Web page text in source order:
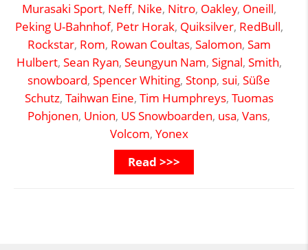
Murasaki Sport, Neff, Nike, Nitro, Oakley, Oneill,
Peking U-Bahnhof, Petr Horak, Quiksilver, RedBull,
Rockstar, Rom, Rowan Coultas, Salomon, Sam
Hulbert, Sean Ryan, Seungyun Nam, Signal, Smith,
snowboard, Spencer Whiting, Stonp, sui, Süße
Schutz, Taihwan Eine, Tim Humphreys, Tuomas
Pohjonen, Union, US Snowboarden, usa, Vans,
Volcom, Yonex
Read >>>